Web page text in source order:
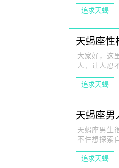
追求天蝎
天蝎座性
大家好，这
人，让人忍
追求天蝎
天蝎座男
天蝎座男生
不住想探索
追求天蝎